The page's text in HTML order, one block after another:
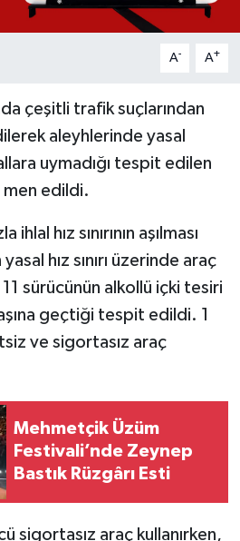
A- A+
çeşitli trafik suçlarından
aleyhlerinde yasal
uymadığı tespit edilen
edildi.
hız sınırının aşılması
hız sınırı üzerinde araç
sürücünün alkollü içki tesiri
geçtiği tespit edildi. 1
ve sigortasız araç
Mehmetçik Üzüm
Festivali’nde Zeynep
Bastık Rüzgârı Esti
sigortasız araç kullanırken,